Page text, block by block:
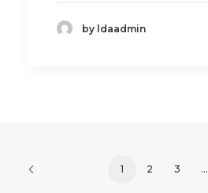
by ldaadmin
1 2 3 …